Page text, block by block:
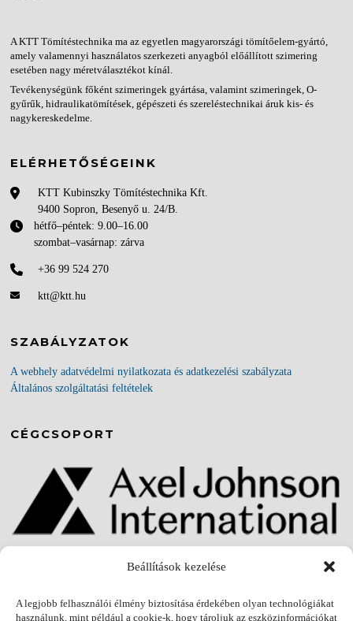
Beállítások kezelése
A legjobb felhasználói élmény biztosítása érdekében olyan technológiákat
használunk, mint például a cookie-k, hogy tároljuk az eszközinformációkat
A KTT Tömítéstechnika ma az egyetlen magyarországi tömítőelem-gyártó,
amely valamennyi használatos szerkezeti anyagból előállított szimering
esetében nagy méretválasztékot kínál.
Tevékenységünk főként szimeringek gyártása, valamint szimeringek, O-
gyűrűk, hidraulikatömítések, gépészeti és szereléstechnikai áruk kis- és
nagykereskedelme.
ELÉRHETŐSÉGEINK
KTT Kubinszky Tömítéstechnika Kft.
9400 Sopron, Besenyő u. 24/B.
hétfő–péntek: 9.00–16.00
szombat–vasárnap: zárva
+36 99 524 270
ktt@ktt.hu
SZABÁLYZATOK
A webhely adatvédelmi nyilatkozata és adatkezelési szabályzata
Általános szolgáltatási feltételek
CÉGCSOPORT
axinter.com